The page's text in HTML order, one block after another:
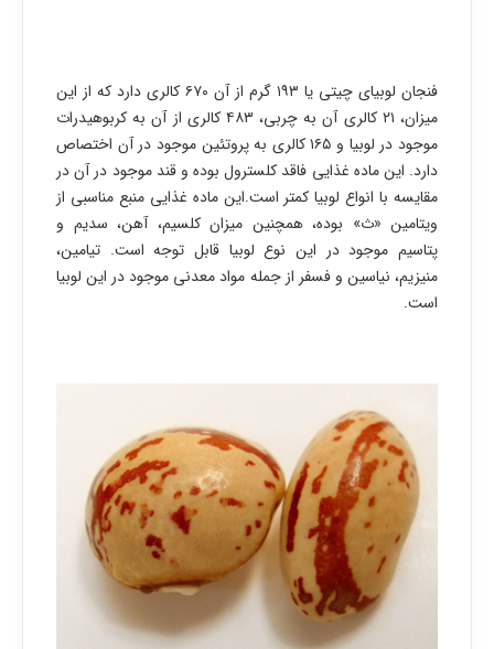
فنجان لوبیای چیتی یا ۱۹۳ گرم از آن ۶۷۰ کالری دارد که از این
میزان، ۲۱ کالری آن به چربی، ۴۸۳ کالری از آن به کربوهیدرات
موجود در لوبیا و ۱۶۵ کالری به پروتئین موجود در آن اختصاص
دارد. این ماده غذایی فاقد کلسترول بوده و قند موجود در آن در
مقایسه با انواع لوبیا کمتر است.این ماده غذایی منبع مناسبی از
ویتامین «ث» بوده، همچنین میزان کلسیم، آهن، سدیم و
پتاسیم موجود در این نوع لوبیا قابل توجه است. تیامین،
منیزیم، نیاسین و فسفر از جمله مواد معدنی موجود در این لوبیا
است.